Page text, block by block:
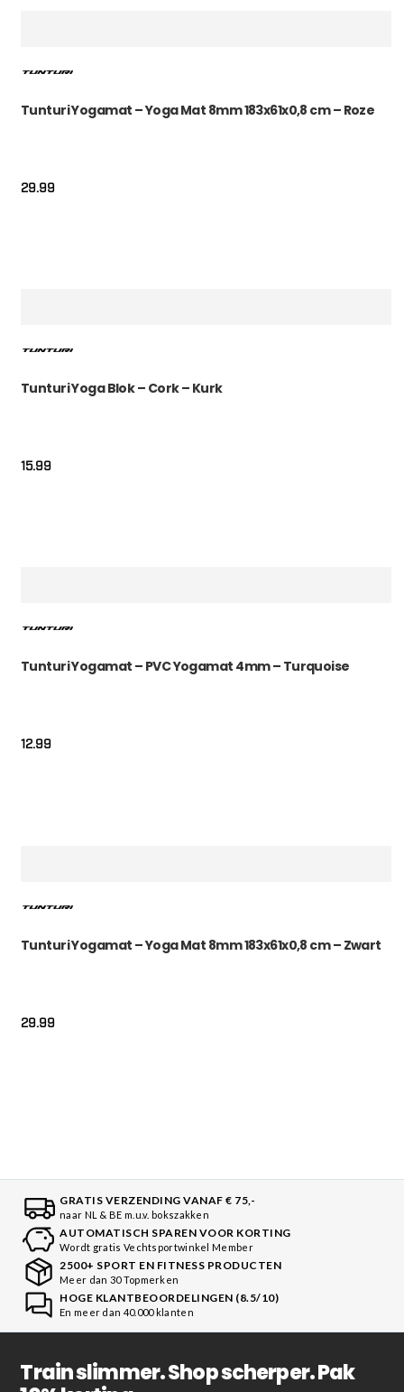
Tunturi Yogamat – Yoga Mat 8mm 183x61x0,8 cm – Roze
29.99
Tunturi Yoga Blok – Cork – Kurk
15.99
Tunturi Yogamat – PVC Yogamat 4mm – Turquoise
12.99
Tunturi Yogamat – Yoga Mat 8mm 183x61x0,8 cm – Zwart
29.99
GRATIS VERZENDING VANAF € 75,-
naar NL & BE m.u.v. bokszakken
AUTOMATISCH SPAREN VOOR KORTING
Wordt gratis Vechtsportwinkel Member
2500+ SPORT EN FITNESS PRODUCTEN
Meer dan 30 Topmerken
HOGE KLANTBEOORDELINGEN (8.5/10)
En meer dan 40.000 klanten
Train slimmer. Shop scherper. Pak